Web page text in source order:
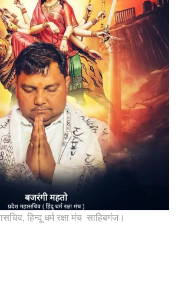
हिन्दू धर्म रक्षा मंच साहिबगंज।